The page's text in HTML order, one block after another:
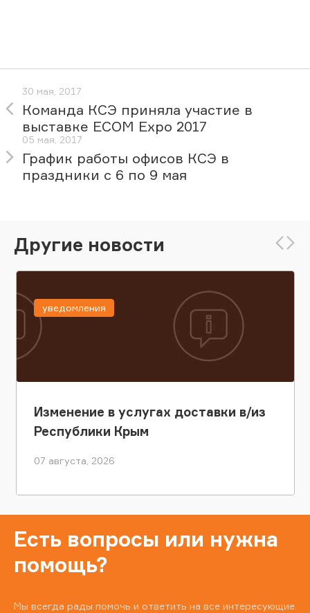
30 мая, 2017
Команда КСЭ приняла участие в
выставке ECOM Expo 2017
05 мая, 2017
График работы офисов КСЭ в
праздники с 6 по 9 мая
Другие новости
Изменение в услугах доставки в/из
Республики Крым
07 августа, 2026
уведомления
Есть вопросы или нужна
помощь?
Мы всегда рады помочь и ответить на все интересующие